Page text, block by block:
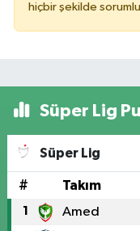
hiçbir şekilde
Süper Lig
Süper Lig
# Takım
1 Amed